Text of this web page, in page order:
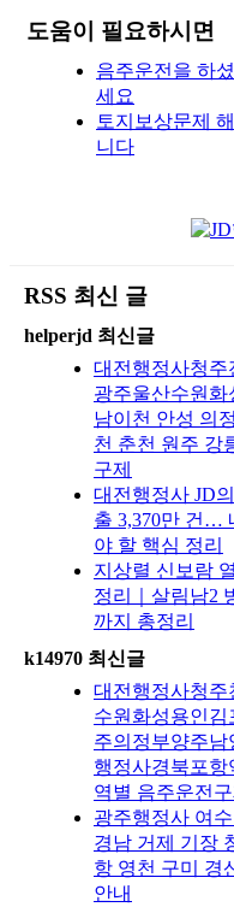
도움이 필요하시면
음주운전을 하
세요
토지보상문제
니다
RSS 최신 글
helperjd 최신글
대전행정사청주
광주울산수원
남이천 안성 의
천 춘천 원주 강
구제
대전행정사 JD
출 3,370만 건…
야 할 핵심 정리
지상렬 신보람
정리｜살림남2
까지 총정리
k14970 최신글
대전행정사청
수원화성용인김
주의정부양주
행정사경북포항
역별 음주운전
광주행정사 여
경남 거제 기장
항 영천 구미 경
안내